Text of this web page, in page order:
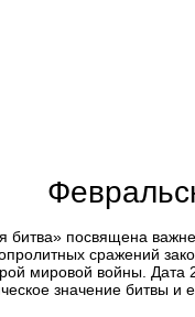
битва» посвящена
сражений
мировой войны.
значение